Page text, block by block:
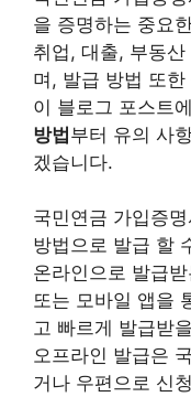
을 증명하는 중요
취업, 대출, 부동
며, 발급 방법 또
이 블로그 포스트
방법부터 유의 사
겠습니다.
국민연금 가입증
방법으로 발급 할
온라인으로 발급
또는 모바일 앱을
고 빠르게 발급받
오프라인 발급은
거나 우편으로 신